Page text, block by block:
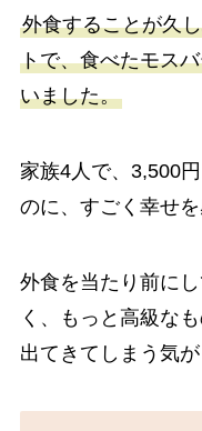
外食することが久
トで、食べたモス
いました。
家族4人で、3,500
のに、すごく幸せ
外食を当たり前に
く、もっと高級な
出てきてしまう気が